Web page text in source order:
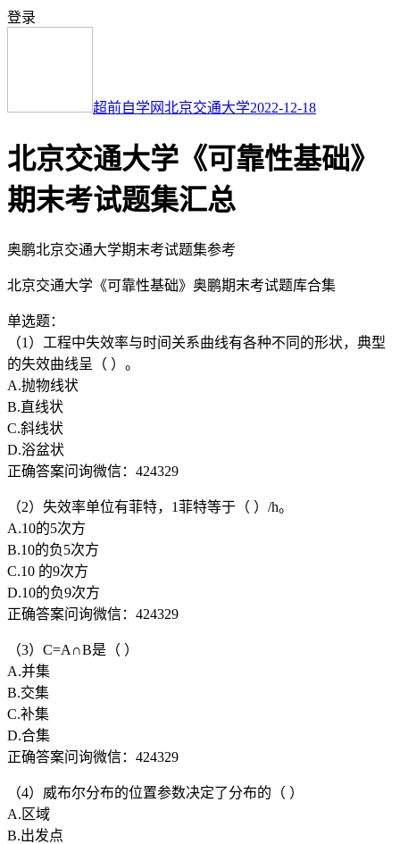
登录
超前自学网北京交通大学2022-12-18
北京交通大学《可靠性基础》
期末考试题集汇总
奥鹏北京交通大学期末考试题集参考
北京交通大学《可靠性基础》奥鹏期末考试题库合集
单选题：
（1）工程中失效率与时间关系曲线有各种不同的形状，典型
的失效曲线呈（ ）。
A.抛物线状
B.直线状
C.斜线状
D.浴盆状
正确答案问询微信：424329
（2）失效率单位有菲特，1菲特等于（ ）/h。
A.10的5次方
B.10的负5次方
C.10 的9次方
D.10的负9次方
正确答案问询微信：424329
（3）C=A∩B是（ ）
A.并集
B.交集
C.补集
D.合集
正确答案问询微信：424329
（4）威布尔分布的位置参数决定了分布的（ ）
A.区域
B.出发点